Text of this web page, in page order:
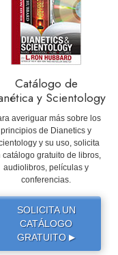
Catálogo de
y Scientology
averiguar más sobre los
principios de Dianetics y
y su uso, solicita
catálogo gratuito de libros,
audiolibros, películas y
conferencias.
SOLICITA UN
CATÁLOGO
GRATUITO ▶